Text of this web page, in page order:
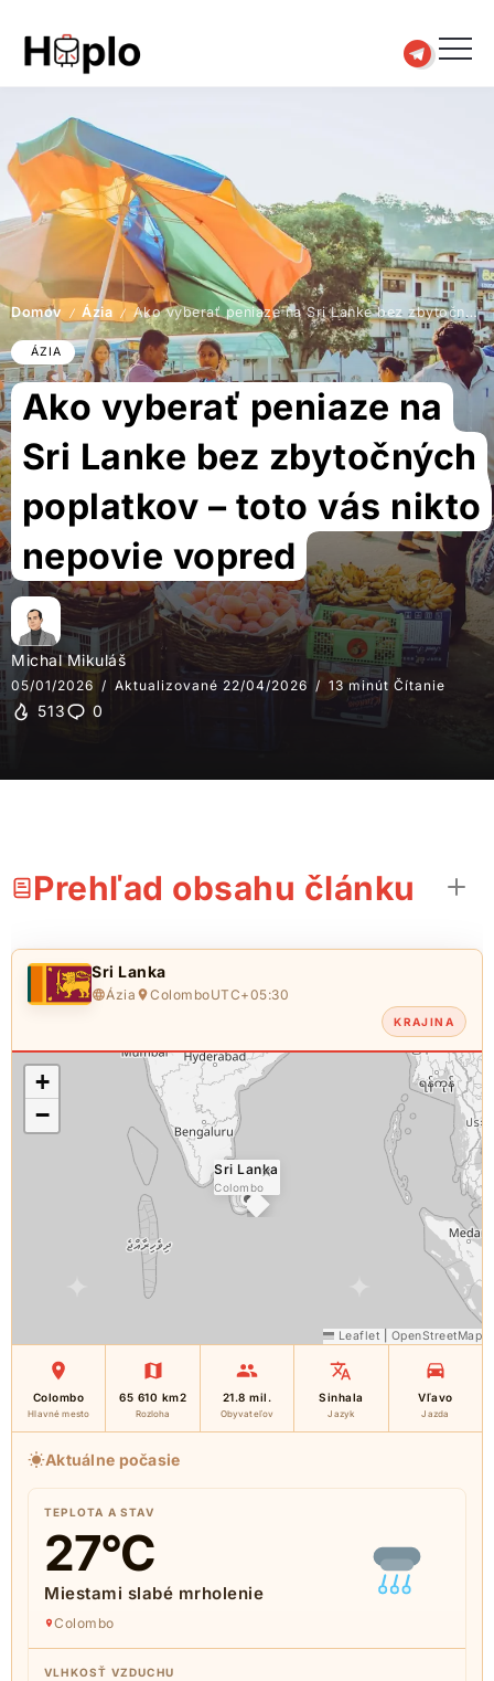
Domov / Ázia / Ako vyberať peniaze na Sri Lanke bez zbytočných poplatkov – toto vás nikto nepovie vopred
ÁZIA
Ako vyberať peniaze na
Sri Lanke bez zbytočných
poplatkov – toto vás nikto
nepovie vopred
Michal Mikuláš
05/01/2026 Aktualizované 22/04/2026 13 minút Čítanie
513 0
Prehľad obsahu článku
Sri Lanka
Ázia ColomboUTC+05:30
KRAJINA
Sri Lanka
Colombo
×
+
−
Leaflet OpenStreetMap
Colombo
Hlavné mesto
65 610 km2
Rozloha
21.8 mil.
Obyvateľov
Sinhala
Jazyk
Vľavo
Jazda
Aktuálne počasie
TEPLOTA A STAV
27°C
Miestami slabé mrholenie
Colombo
VLHKOSŤ VZDUCHU